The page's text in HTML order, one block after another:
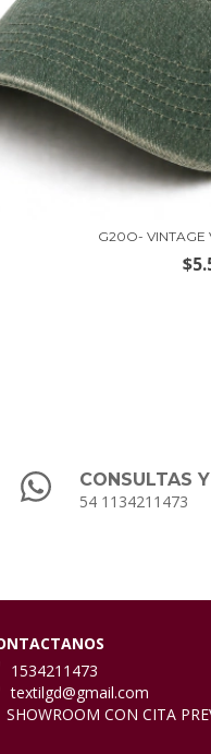
G20O- VINTAGE
CONSULTAS
54 1134211473
1534211473
textilgd@gmail.com
SHOWROOM CON CITA